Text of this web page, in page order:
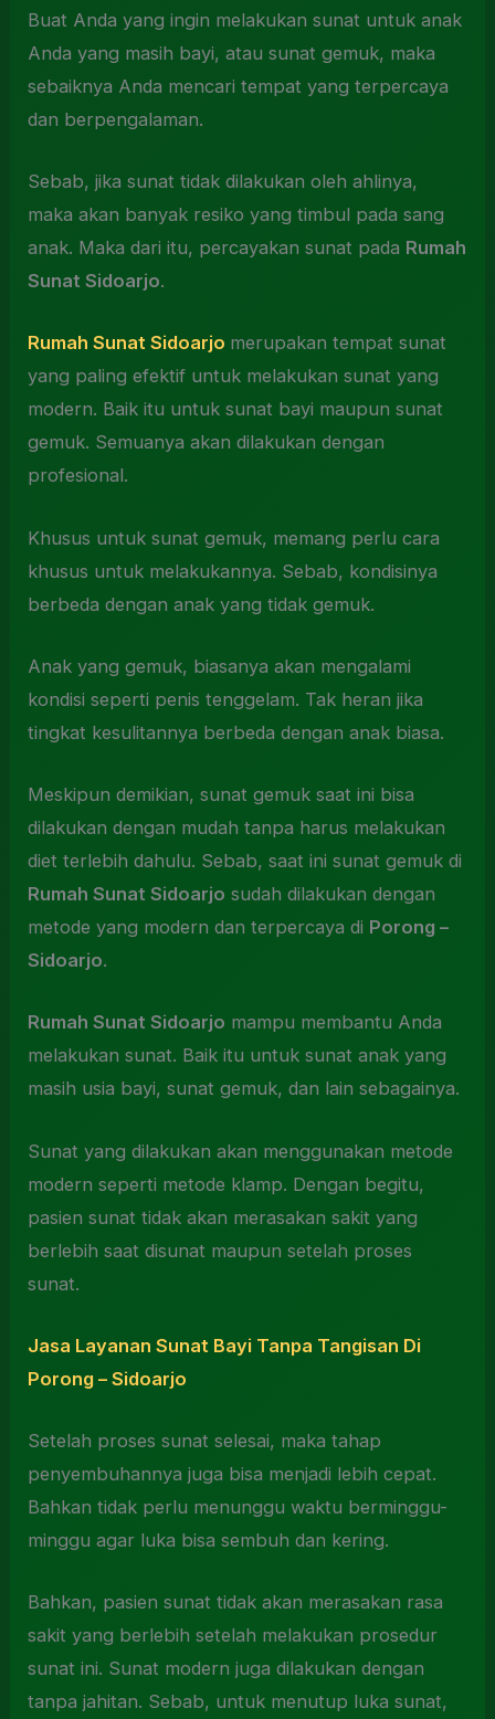
Buat Anda yang ingin melakukan sunat untuk anak
Anda yang masih bayi, atau sunat gemuk, maka
sebaiknya Anda mencari tempat yang terpercaya
dan berpengalaman.
Sebab, jika sunat tidak dilakukan oleh ahlinya,
maka akan banyak resiko yang timbul pada sang
anak. Maka dari itu, percayakan sunat pada Rumah
Sunat Sidoarjo.
Rumah Sunat Sidoarjo merupakan tempat sunat
yang paling efektif untuk melakukan sunat yang
modern. Baik itu untuk sunat bayi maupun sunat
gemuk. Semuanya akan dilakukan dengan
profesional.
Khusus untuk sunat gemuk, memang perlu cara
khusus untuk melakukannya. Sebab, kondisinya
berbeda dengan anak yang tidak gemuk.
Anak yang gemuk, biasanya akan mengalami
kondisi seperti penis tenggelam. Tak heran jika
tingkat kesulitannya berbeda dengan anak biasa.
Meskipun demikian, sunat gemuk saat ini bisa
dilakukan dengan mudah tanpa harus melakukan
diet terlebih dahulu. Sebab, saat ini sunat gemuk di
Rumah Sunat Sidoarjo sudah dilakukan dengan
metode yang modern dan terpercaya di Porong –
Sidoarjo.
Rumah Sunat Sidoarjo mampu membantu Anda
melakukan sunat. Baik itu untuk sunat anak yang
masih usia bayi, sunat gemuk, dan lain sebagainya.
Sunat yang dilakukan akan menggunakan metode
modern seperti metode klamp. Dengan begitu,
pasien sunat tidak akan merasakan sakit yang
berlebih saat disunat maupun setelah proses
sunat.
Jasa Layanan Sunat Bayi Tanpa Tangisan Di
Porong – Sidoarjo
Setelah proses sunat selesai, maka tahap
penyembuhannya juga bisa menjadi lebih cepat.
Bahkan tidak perlu menunggu waktu berminggu-
minggu agar luka bisa sembuh dan kering.
Bahkan, pasien sunat tidak akan merasakan rasa
sakit yang berlebih setelah melakukan prosedur
sunat ini. Sunat modern juga dilakukan dengan
tanpa jahitan. Sebab, untuk menutup luka sunat,